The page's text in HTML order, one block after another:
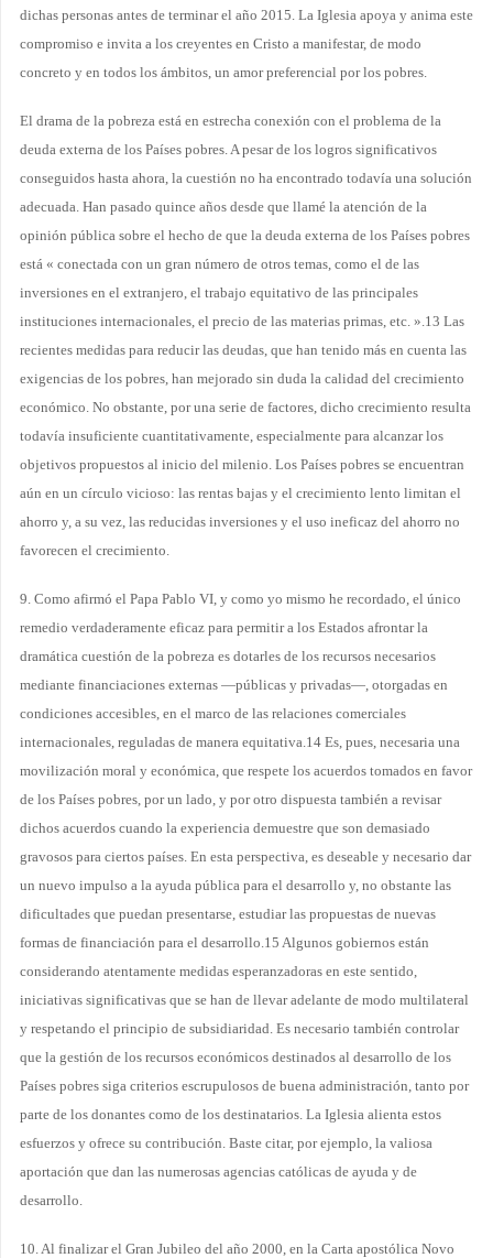
dichas personas antes de terminar el año 2015. La Iglesia apoya y anima este
compromiso e invita a los creyentes en Cristo a manifestar, de modo
concreto y en todos los ámbitos, un amor preferencial por los pobres.
El drama de la pobreza está en estrecha conexión con el problema de la
deuda externa de los Países pobres. A pesar de los logros significativos
conseguidos hasta ahora, la cuestión no ha encontrado todavía una solución
adecuada. Han pasado quince años desde que llamé la atención de la
opinión pública sobre el hecho de que la deuda externa de los Países pobres
está « conectada con un gran número de otros temas, como el de las
inversiones en el extranjero, el trabajo equitativo de las principales
instituciones internacionales, el precio de las materias primas, etc. ».13 Las
recientes medidas para reducir las deudas, que han tenido más en cuenta las
exigencias de los pobres, han mejorado sin duda la calidad del crecimiento
económico. No obstante, por una serie de factores, dicho crecimiento resulta
todavía insuficiente cuantitativamente, especialmente para alcanzar los
objetivos propuestos al inicio del milenio. Los Países pobres se encuentran
aún en un círculo vicioso: las rentas bajas y el crecimiento lento limitan el
ahorro y, a su vez, las reducidas inversiones y el uso ineficaz del ahorro no
favorecen el crecimiento.
9. Como afirmó el Papa Pablo VI, y como yo mismo he recordado, el único
remedio verdaderamente eficaz para permitir a los Estados afrontar la
dramática cuestión de la pobreza es dotarles de los recursos necesarios
mediante financiaciones externas —públicas y privadas—, otorgadas en
condiciones accesibles, en el marco de las relaciones comerciales
internacionales, reguladas de manera equitativa.14 Es, pues, necesaria una
movilización moral y económica, que respete los acuerdos tomados en favor
de los Países pobres, por un lado, y por otro dispuesta también a revisar
dichos acuerdos cuando la experiencia demuestre que son demasiado
gravosos para ciertos países. En esta perspectiva, es deseable y necesario dar
un nuevo impulso a la ayuda pública para el desarrollo y, no obstante las
dificultades que puedan presentarse, estudiar las propuestas de nuevas
formas de financiación para el desarrollo.15 Algunos gobiernos están
considerando atentamente medidas esperanzadoras en este sentido,
iniciativas significativas que se han de llevar adelante de modo multilateral
y respetando el principio de subsidiaridad. Es necesario también controlar
que la gestión de los recursos económicos destinados al desarrollo de los
Países pobres siga criterios escrupulosos de buena administración, tanto por
parte de los donantes como de los destinatarios. La Iglesia alienta estos
esfuerzos y ofrece su contribución. Baste citar, por ejemplo, la valiosa
aportación que dan las numerosas agencias católicas de ayuda y de
desarrollo.
10. Al finalizar el Gran Jubileo del año 2000, en la Carta apostólica Novo